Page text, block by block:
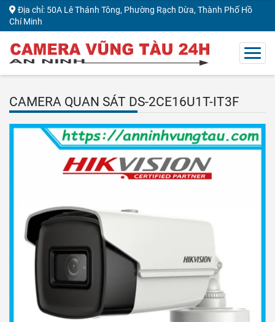
Địa chỉ: 50A Lê Thánh Tông, Phường Rạch Dừa, Thành Phố Hồ
Chí Minh
CAMERA QUAN SÁT DS-2CE16U1T-IT3F